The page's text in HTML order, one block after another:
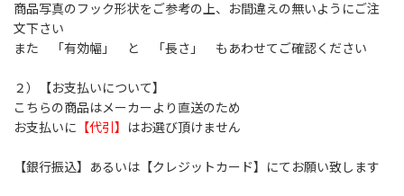
商品写真のフック形状をご参考の上、お間違えの無いようにご注
文下さい
また 「有効幅」 と 「長さ」 もあわせてご確認ください
２）【お支払いについて】
こちらの商品はメーカーより直送のため
お支払いに 【代引】 はお選び頂けません
【銀行振込】あるいは【クレジットカード】にてお願い致します